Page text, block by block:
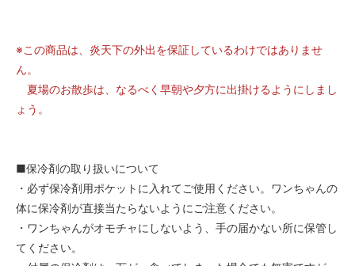
※この商品は、炎天下の外出を保証しているわけではありませ
ん。
夏場のお散歩は、なるべく早朝や夕方に出掛けるようにしまし
ょう。
■保冷剤の取り扱いについて
・必ず保冷剤用ポケットに入れてご使用ください。ワンちゃんの
体に保冷剤が直接当たらないようにご注意ください。
・ワンちゃんがオモチャにしないよう、手の届かない所に保管し
てください。